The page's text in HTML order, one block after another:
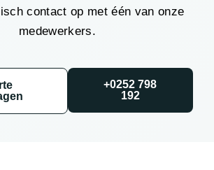
contact op met één van onze
medewerkers.
+0252 798
192